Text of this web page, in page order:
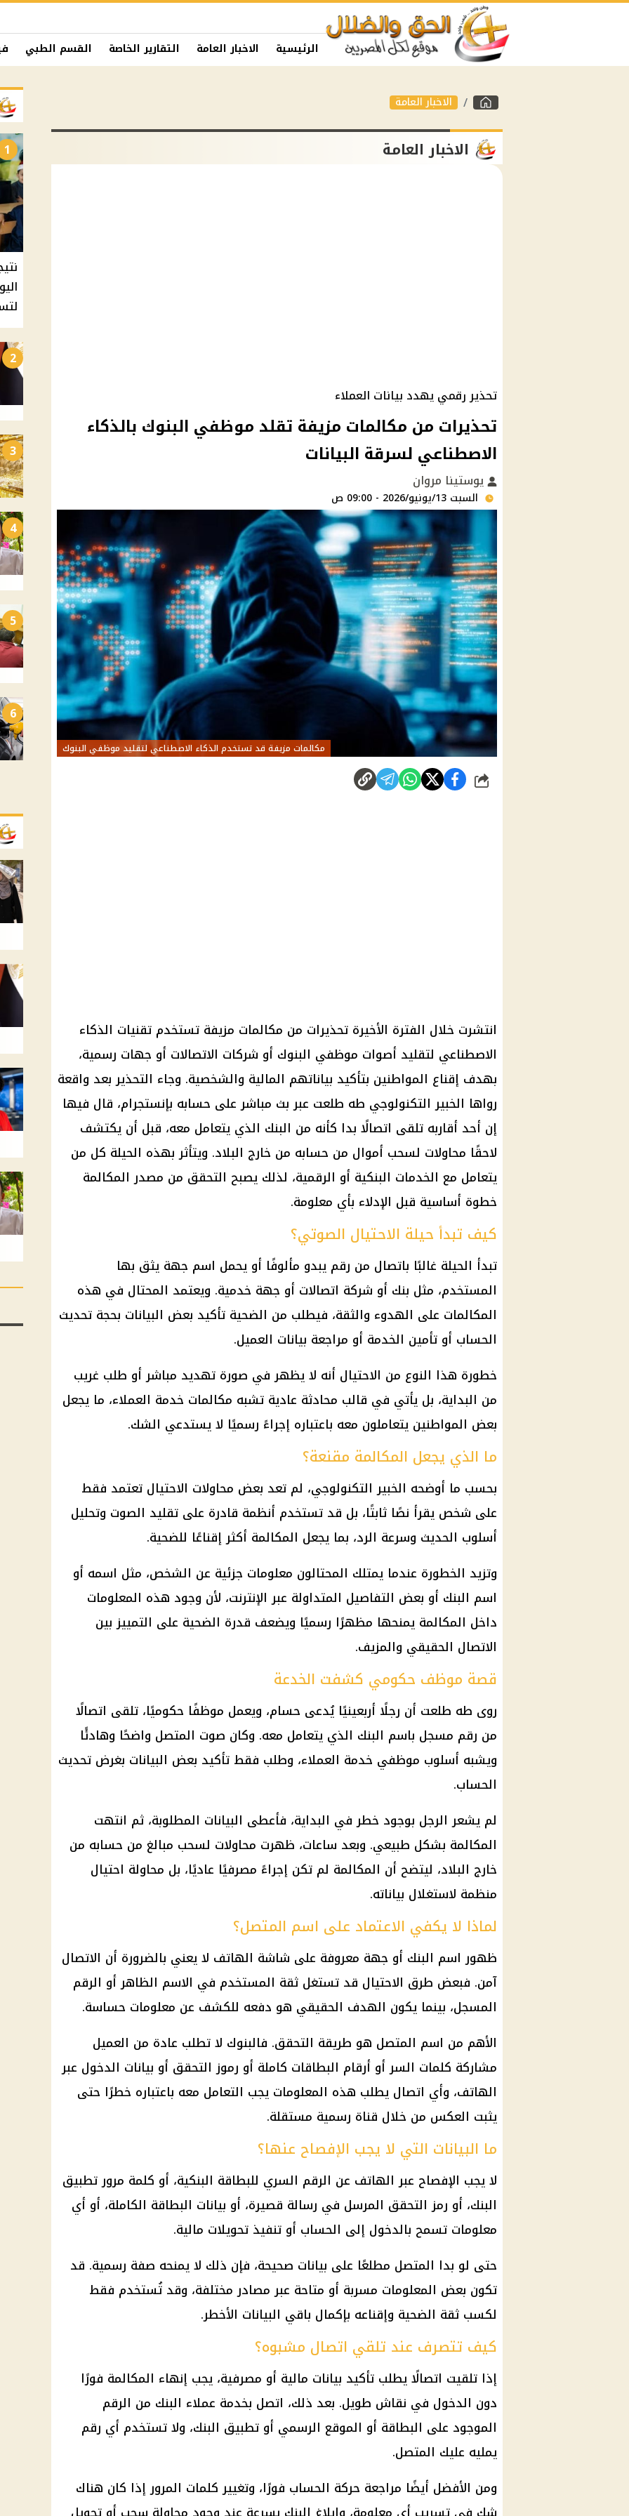
الرئيسية الاخبار العامة التقارير الخاصة القسم الطبي
الاخبار العامة
الاخبار العامة
تحذير رقمي يهدد بيانات العملاء
تحذيرات من مكالمات مزيفة تقلد موظفي البنوك بالذكاء
الاصطناعي لسرقة البيانات
يوستينا مروان
السبت 13/يونيو/2026 - 09:00 ص
مكالمات مزيفة قد تستخدم الذكاء الاصطناعي لتقليد موظفي البنوك
شارك
انتشرت خلال الفترة الأخيرة تحذيرات من مكالمات مزيفة تستخدم تقنيات الذكاء
الاصطناعي لتقليد أصوات موظفي البنوك أو شركات الاتصالات أو جهات رسمية،
بهدف إقناع المواطنين بتأكيد بياناتهم المالية والشخصية. وجاء التحذير بعد واقعة
رواها الخبير التكنولوجي طه طلعت عبر بث مباشر على حسابه بإنستجرام، قال فيها
إن أحد أقاربه تلقى اتصالًا بدا كأنه من البنك الذي يتعامل معه، قبل أن يكتشف
لاحقًا محاولات لسحب أموال من حسابه من خارج البلاد. ويتأثر بهذه الحيلة كل من
يتعامل مع الخدمات البنكية أو الرقمية، لذلك يصبح التحقق من مصدر المكالمة
خطوة أساسية قبل الإدلاء بأي معلومة.
كيف تبدأ حيلة الاحتيال الصوتي؟
تبدأ الحيلة غالبًا باتصال من رقم يبدو مألوفًا أو يحمل اسم جهة يثق بها
المستخدم، مثل بنك أو شركة اتصالات أو جهة خدمية. ويعتمد المحتال في هذه
المكالمات على الهدوء والثقة، فيطلب من الضحية تأكيد بعض البيانات بحجة تحديث
الحساب أو تأمين الخدمة أو مراجعة بيانات العميل.
خطورة هذا النوع من الاحتيال أنه لا يظهر في صورة تهديد مباشر أو طلب غريب
من البداية، بل يأتي في قالب محادثة عادية تشبه مكالمات خدمة العملاء، ما يجعل
بعض المواطنين يتعاملون معه باعتباره إجراءً رسميًا لا يستدعي الشك.
ما الذي يجعل المكالمة مقنعة؟
بحسب ما أوضحه الخبير التكنولوجي، لم تعد بعض محاولات الاحتيال تعتمد فقط
على شخص يقرأ نصًا ثابتًا، بل قد تستخدم أنظمة قادرة على تقليد الصوت وتحليل
أسلوب الحديث وسرعة الرد، بما يجعل المكالمة أكثر إقناعًا للضحية.
وتزيد الخطورة عندما يمتلك المحتالون معلومات جزئية عن الشخص، مثل اسمه أو
اسم البنك أو بعض التفاصيل المتداولة عبر الإنترنت، لأن وجود هذه المعلومات
داخل المكالمة يمنحها مظهرًا رسميًا ويضعف قدرة الضحية على التمييز بين
الاتصال الحقيقي والمزيف.
قصة موظف حكومي كشفت الخدعة
روى طه طلعت أن رجلًا أربعينيًا يُدعى حسام، ويعمل موظفًا حكوميًا، تلقى اتصالًا
من رقم مسجل باسم البنك الذي يتعامل معه. وكان صوت المتصل واضحًا وهادئًا
ويشبه أسلوب موظفي خدمة العملاء، وطلب فقط تأكيد بعض البيانات بغرض تحديث
الحساب.
لم يشعر الرجل بوجود خطر في البداية، فأعطى البيانات المطلوبة، ثم انتهت
المكالمة بشكل طبيعي. وبعد ساعات، ظهرت محاولات لسحب مبالغ من حسابه من
خارج البلاد، ليتضح أن المكالمة لم تكن إجراءً مصرفيًا عاديًا، بل محاولة احتيال
منظمة لاستغلال بياناته.
لماذا لا يكفي الاعتماد على اسم المتصل؟
ظهور اسم البنك أو جهة معروفة على شاشة الهاتف لا يعني بالضرورة أن الاتصال
آمن. فبعض طرق الاحتيال قد تستغل ثقة المستخدم في الاسم الظاهر أو الرقم
المسجل، بينما يكون الهدف الحقيقي هو دفعه للكشف عن معلومات حساسة.
الأهم من اسم المتصل هو طريقة التحقق. فالبنوك لا تطلب عادة من العميل
مشاركة كلمات السر أو أرقام البطاقات كاملة أو رموز التحقق أو بيانات الدخول عبر
الهاتف، وأي اتصال يطلب هذه المعلومات يجب التعامل معه باعتباره خطرًا حتى
يثبت العكس من خلال قناة رسمية مستقلة.
ما البيانات التي لا يجب الإفصاح عنها؟
لا يجب الإفصاح عبر الهاتف عن الرقم السري للبطاقة البنكية، أو كلمة مرور تطبيق
البنك، أو رمز التحقق المرسل في رسالة قصيرة، أو بيانات البطاقة الكاملة، أو أي
معلومات تسمح بالدخول إلى الحساب أو تنفيذ تحويلات مالية.
حتى لو بدا المتصل مطلعًا على بيانات صحيحة، فإن ذلك لا يمنحه صفة رسمية. قد
تكون بعض المعلومات مسربة أو متاحة عبر مصادر مختلفة، وقد تُستخدم فقط
لكسب ثقة الضحية وإقناعه بإكمال باقي البيانات الأخطر.
كيف تتصرف عند تلقي اتصال مشبوه؟
إذا تلقيت اتصالًا يطلب تأكيد بيانات مالية أو مصرفية، يجب إنهاء المكالمة فورًا
دون الدخول في نقاش طويل. بعد ذلك، اتصل بخدمة عملاء البنك من الرقم
الموجود على البطاقة أو الموقع الرسمي أو تطبيق البنك، ولا تستخدم أي رقم
يمليه عليك المتصل.
ومن الأفضل أيضًا مراجعة حركة الحساب فورًا، وتغيير كلمات المرور إذا كان هناك
1
2
3
4
5
6